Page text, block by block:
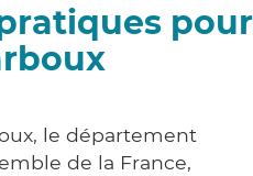
pour
le département
de la France,